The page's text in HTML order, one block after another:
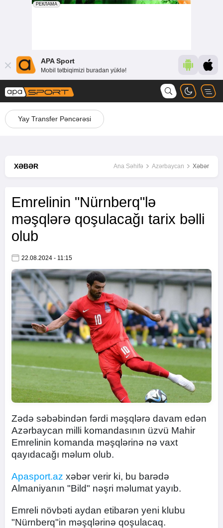
APA Sport
Mobil tətbiqimizi buradan yüklə!
Yay Transfer Pəncərəsi
XƏBƏR Ana Səhifə Azərbaycan Xəbər
Emrelinin "Nürnberq"lə
məşqlərə qoşulacağı tarix bəlli
olub
22.08.2024 - 11:15
Zədə səbəbindən fərdi məşqlərə davam edən
Azərbaycan milli komandasının üzvü Mahir
Emrelinin komanda məşqlərinə nə vaxt
qayıdacağı məlum olub.
Apasport.az xəbər verir ki, bu barədə
Almaniyanın "Bild" nəşri məlumat yayıb.
Emreli növbəti aydan etibarən yeni klubu
"Nürnberq"in məşqlərinə qoşulacaq.